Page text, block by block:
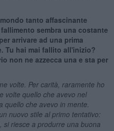
tanto affascinante
sembra una costante
arrivare ad una prima
Tu hai mai fallito all'inizio?
non ne azzecca una e sta per
volte. Per carità, raramente ho
volte quello che avevo nel
che avevo in mente.
nuovo stile al primo tentativo:
si riesce a produrre una buona